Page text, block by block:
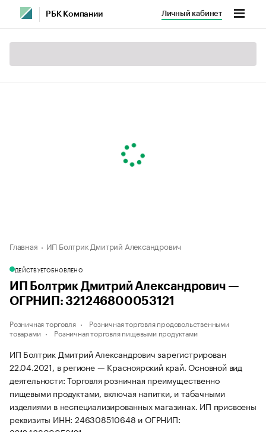
РБК Компании Личный кабинет
Главная ИП Болтрик Дмитрий Александрович
ДЕЙСТВУЕТОБНОВЛЕНО
ИП Болтрик Дмитрий Александрович —
ОГРНИП: 321246800053121
Розничная торговля
Розничная торговля продовольственными
товарами
Розничная торговля пищевыми продуктами
ИП Болтрик Дмитрий Александрович зарегистрирован
22.04.2021, в регионе — Красноярский край. Основной вид
деятельности: Торговля розничная преимущественно
пищевыми продуктами, включая напитки, и табачными
изделиями в неспециализированных магазинах. ИП присвоены
реквизиты ИНН: 246308510648 и ОГРНИП: